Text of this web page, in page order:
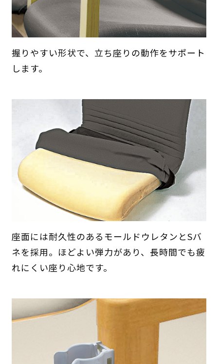
握りやすい形状で、立ち座りの動作をサポート
します。
座面には耐久性のあるモールドウレタンとSバ
ネを採用。ほどよい弾力があり、長時間でも疲
れにくい座り心地です。